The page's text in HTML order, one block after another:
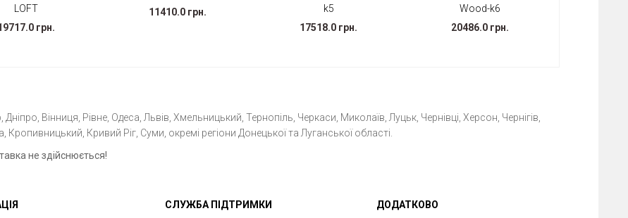
LOFT
грн.
11410.0 грн.
k5
17518.0 грн.
Wood-k6
20486.0 грн.
Вінниця, Рівне, Одеса, Львів, Хмельницький, Тернопіль, Черкаси, Миколаїв, Луцьк, Чернівці, Херсон, Чернігів,
Кривий Ріг, Суми, окремі регіони Донецької та Луганської області.
не здійснюється!
СЛУЖБА ПІДТРИМКИ ДОДАТКОВО